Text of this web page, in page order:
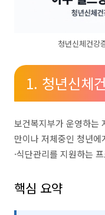
청년신체건강
1. 청년신체
보건복지부가 운영하는
만이나 저체중인 청년
·식단관리를 지원하는
핵심 요약